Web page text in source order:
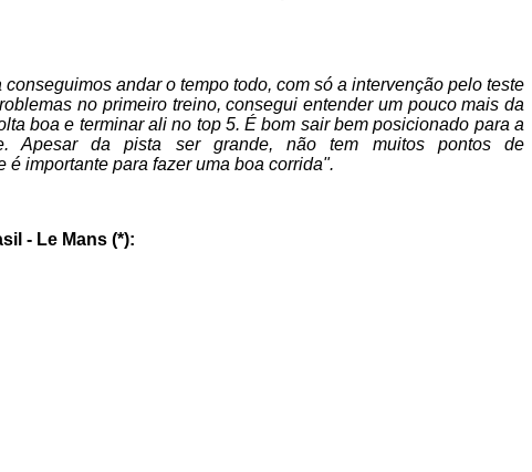
andar o tempo todo, com só a intervenção pelo teste
no primeiro treino, consegui entender um pouco mais da
boa e terminar ali no top 5. É bom sair bem posicionado para a
Apesar da pista ser grande, não tem muitos pontos de
é importante para fazer uma boa corrida".
- Le Mans (*):